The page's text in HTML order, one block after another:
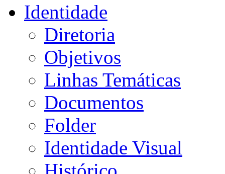
Identidade
Diretoria
Objetivos
Linhas Temáticas
Documentos
Folder
Identidade Visual